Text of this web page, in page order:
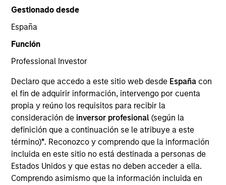
Gestionado desde
España
Función
Professional Investor
Declaro que accedo a este sitio web desde España con
el fin de adquirir información, intervengo por cuenta
propia y reúno los requisitos para recibir la
consideración de inversor profesional(según la
definición que a continuación se le atribuye a este
término)*. Reconozco y comprendo que la información
incluida en este sitio no está destinada a personas de
Estados Unidos y que estas no deben acceder a ella.
Comprendo asimismo que la información incluida en
YEARS OF INDUSTRY EXPERIENCE
EQUIPO
Global Opportunity
Maria Vellante is a portfolio specialist for Global
Opportunity. She joined Morgan Stanley in 2014 and
has 10 years of investment experience. Maria
joined Global Opportunity in 2023. Prior to her